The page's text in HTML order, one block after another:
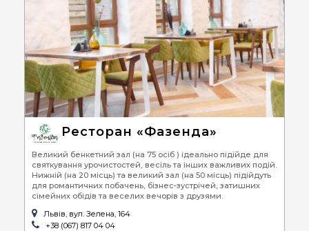
Ресторан «Фазенда»
Великий бенкетний зал (на 75 осіб ) ідеально підійде для
святкування урочистостей, весіль та інших важливих подій.
Нижній (на 20 місць) та великий зал (на 50 місць) підійдуть
для романтичних побачень, бізнес-зустрічей, затишних
сімейних обідів та веселих вечорів з друзями.
Львів, вул. Зелена, 164
+38 (067) 817 04 04